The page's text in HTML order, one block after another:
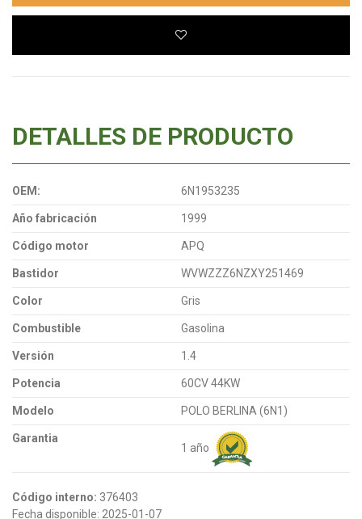
DETALLES DE PRODUCTO
OEM: 6N1953235
Año fabricación 1999
Código motor APQ
Bastidor WVWZZZ6NZXY251469
Color Gris
Combustible Gasolina
Versión 1.4
Potencia 60CV 44KW
Modelo POLO BERLINA (6N1)
Garantia
1 año
Código interno: 376403
Fecha disponible: 2025-01-07